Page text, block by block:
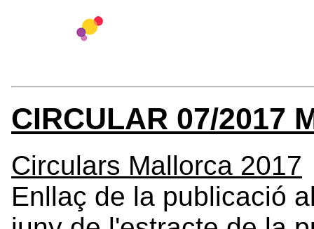
CIRCULAR 07/2017
Circulars Mallorca 2017
Enllaç de la publicació